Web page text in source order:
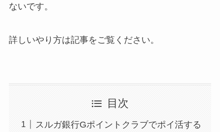
ないです。
詳しいやり方は記事をご覧ください。
目次
スルガ銀行Gポイントクラブでポイ活する